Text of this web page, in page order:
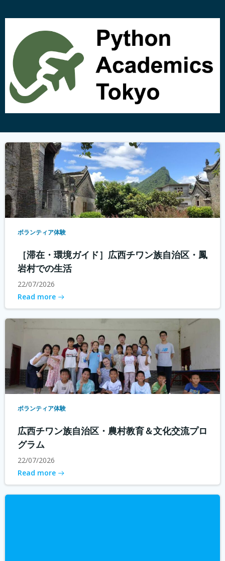
ン
ン
ツ
へ
キ
ッ
プ
ボランティア体験
［滞在・環境ガイド］広西チワン族自治区・鳳
岩村での生活
22/07/2026
Read more
ボランティア体験
広西チワン族自治区・農村教育＆文化交流プロ
グラム
22/07/2026
Read more